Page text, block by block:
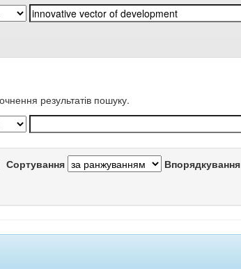
результатів пошуку.
Сортування Впорядкування